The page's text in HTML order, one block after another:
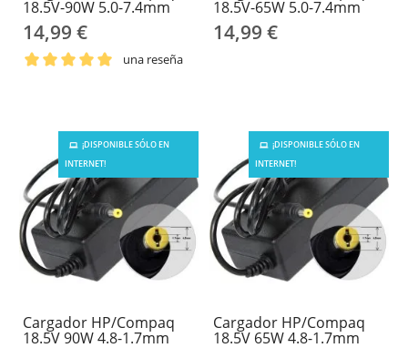
18.5V-90W 5.0-7.4mm
14,99 €
una reseña
18.5V-65W 5.0-7.4mm
14,99 €
Cargador HP/Compaq
18.5V 90W 4.8-1.7mm
¡DISPONIBLE SÓLO EN
INTERNET!
Cargador HP/Compaq
18.5V 65W 4.8-1.7mm
¡DISPONIBLE SÓLO EN
INTERNET!